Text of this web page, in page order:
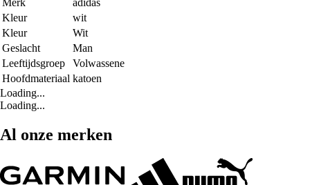
Kleur
wit
Kleur
Wit
Geslacht
Man
Leeftijdsgroep
Volwassene
Hoofdmateriaal katoen
Loading...
Loading...
Al onze merken